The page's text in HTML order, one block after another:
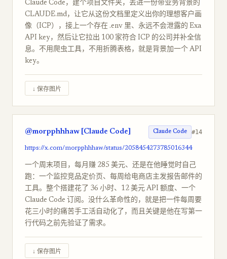
Claude Code，建个项目文件夹，丢进一份带业务背景的
CLAUDE.md，让它从这份文档里定义出你的理想客户画
像（ICP），接上一个存在 .env 里、永远不会泄露的 Exa
API key，然后让它拉出 100 家符合 ICP 的公司并补全信
息。不用爬虫工具，不用折腾表格，就是背景加一个 API
key。
↓ 保存图片
@morpphhhaw [Claude Code] Claude Code #14
https://x.com/morpphhhaw/status/2058454273785016344
一个周末项目，每月赚 285 美元、还是在他睡觉时自己
跑：一个监控竞品定价页、每周给电商店主发报告邮件的
工具。整个搭建花了 36 小时、12 美元 API 额度、一个
Claude Code 订阅。没什么革命性的，就是把一件每周要
花三小时的痛苦手工活自动化了，而且关键是他在写第一
行代码之前先验证了需求。
↓ 保存图片